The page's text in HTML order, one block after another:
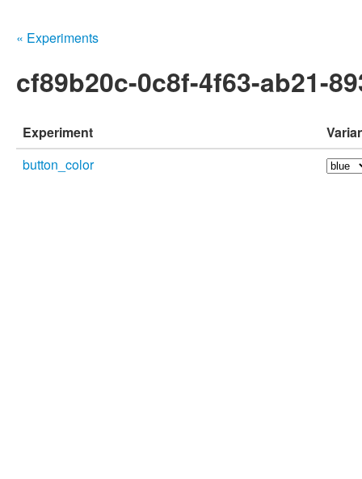
« Experiments
cf89b20c-0c8f-4f63-ab21-
Experiment
button_color